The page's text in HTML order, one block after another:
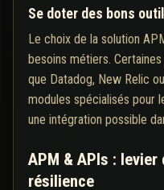
Se doter des bons
Le choix de la solution
besoins métiers.
que Datadog, New Relic
modules spécialisés pour
une intégration possible
APM & APIs :
résilience